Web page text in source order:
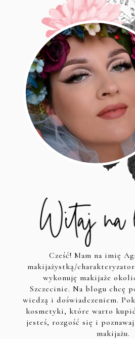
Cześć! Mam na imię
makijażystką/
wykonuję makijaże
Szczecinie. Na blogu chcę
wiedzą i doświadczeniem.
kosmetyki, które warto
jesteś, rozgość się i
makijażu.